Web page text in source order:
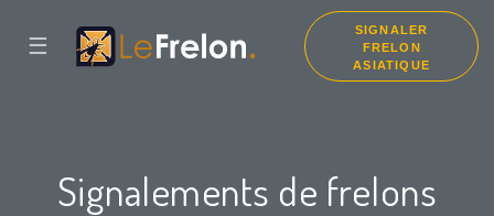
☰
SIGNALER
FRELON
ASIATIQUE
Signalements de frelons